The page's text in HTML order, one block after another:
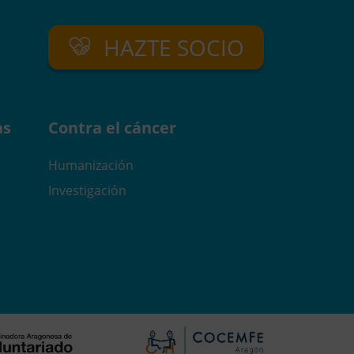
HAZTE SOCIO
Contra el cáncer
Humanización
Investigación